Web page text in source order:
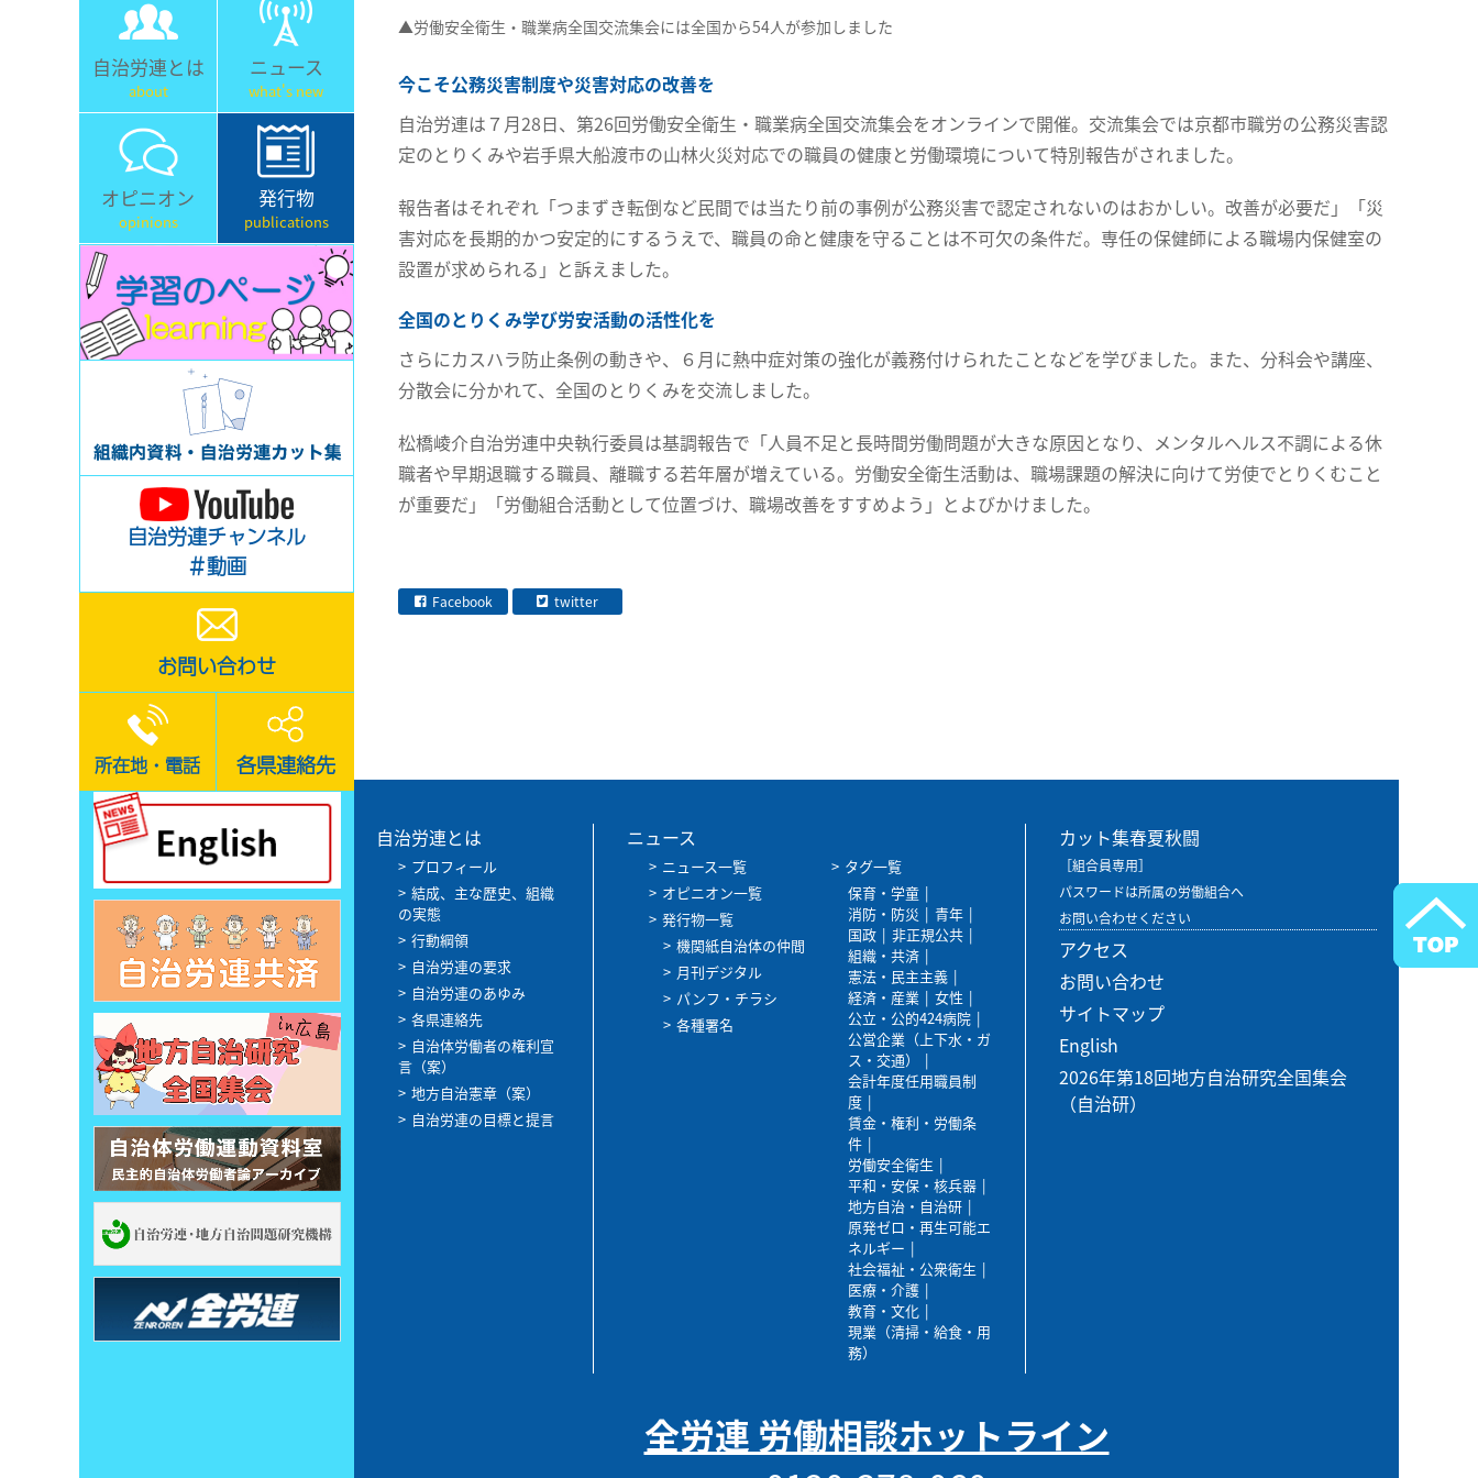
自治労連とは
about
ニュース
what's new
オピニオン
opinions
発行物
publications
自治労連チャンネル
＃動画
お問い合わせ
所在地・電話 各県連絡先
▲労働安全衛生・職業病全国交流集会には全国から54人が参加しました
今こそ公務災害制度や災害対応の改善を
自治労連は７月28日、第26回労働安全衛生・職業病全国交流集会をオンラインで開催。交流集会では京都市職労の公務災害認
定のとりくみや岩手県大船渡市の山林火災対応での職員の健康と労働環境について特別報告がされました。
報告者はそれぞれ「つまずき転倒など民間では当たり前の事例が公務災害で認定されないのはおかしい。改善が必要だ」「災
害対応を長期的かつ安定的にするうえで、職員の命と健康を守ることは不可欠の条件だ。専任の保健師による職場内保健室の
設置が求められる」と訴えました。
全国のとりくみ学び労安活動の活性化を
さらにカスハラ防止条例の動きや、６月に熱中症対策の強化が義務付けられたことなどを学びました。また、分科会や講座、
分散会に分かれて、全国のとりくみを交流しました。
松橋崚介自治労連中央執行委員は基調報告で「人員不足と長時間労働問題が大きな原因となり、メンタルヘルス不調による休
職者や早期退職する職員、離職する若年層が増えている。労働安全衛生活動は、職場課題の解決に向けて労使でとりくむこと
が重要だ」「労働組合活動として位置づけ、職場改善をすすめよう」とよびかけました。
Facebook twitter
自治労連とは
プロフィール
結成、主な歴史、組織
の実態
行動綱領
自治労連の要求
自治労連のあゆみ
各県連絡先
自治体労働者の権利宣
言（案）
地方自治憲章（案）
自治労連の目標と提言
ニュース
ニュース一覧
オピニオン一覧
発行物一覧
機関紙自治体の仲間
月刊デジタル
パンフ・チラシ
各種署名
タグ一覧
保育・学童
消防・防災
青年
国政
非正規公共
組織・共済
憲法・民主主義
経済・産業
女性
公立・公的424病院
公営企業（上下水・ガ
ス・交通）
会計年度任用職員制
度
賃金・権利・労働条
件
労働安全衛生
平和・安保・核兵器
地方自治・自治研
原発ゼロ・再生可能エ
ネルギー
社会福祉・公衆衛生
医療・介護
教育・文化
現業（清掃・給食・用
務）
カット集春夏秋闘
［組合員専用］
パスワードは所属の労働組合へ
お問い合わせください
アクセス
お問い合わせ
サイトマップ
English
2026年第18回地方自治研究全国集会
（自治研）
全労連 労働相談ホットライン